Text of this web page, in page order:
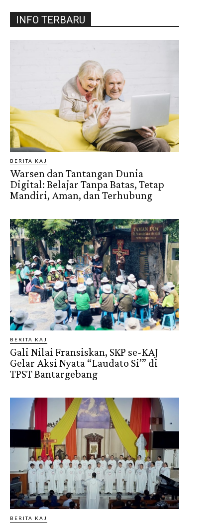
INFO TERBARU
BERITA KAJ
Warsen dan Tantangan Dunia
Digital: Belajar Tanpa Batas, Tetap
Mandiri, Aman, dan Terhubung
BERITA KAJ
Gali Nilai Fransiskan, SKP se-KAJ
Gelar Aksi Nyata “Laudato Si’” di
TPST Bantargebang
BERITA KAJ